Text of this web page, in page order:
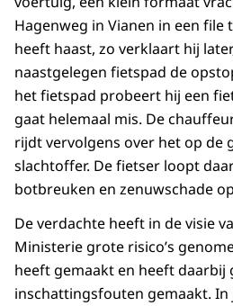
Hagenweg in Vianen in een file
heeft haast, zo verklaart hij
naastgelegen fietspad de
het fietspad probeert hij een
gaat helemaal mis. De
rijdt vervolgens over het op de
slachtoffer. De fietser loopt
botbreuken en zenuwschade
De verdachte heeft in de visie
Ministerie grote risico’s
heeft gemaakt en heeft daarbij
inschattingsfouten gemaakt.